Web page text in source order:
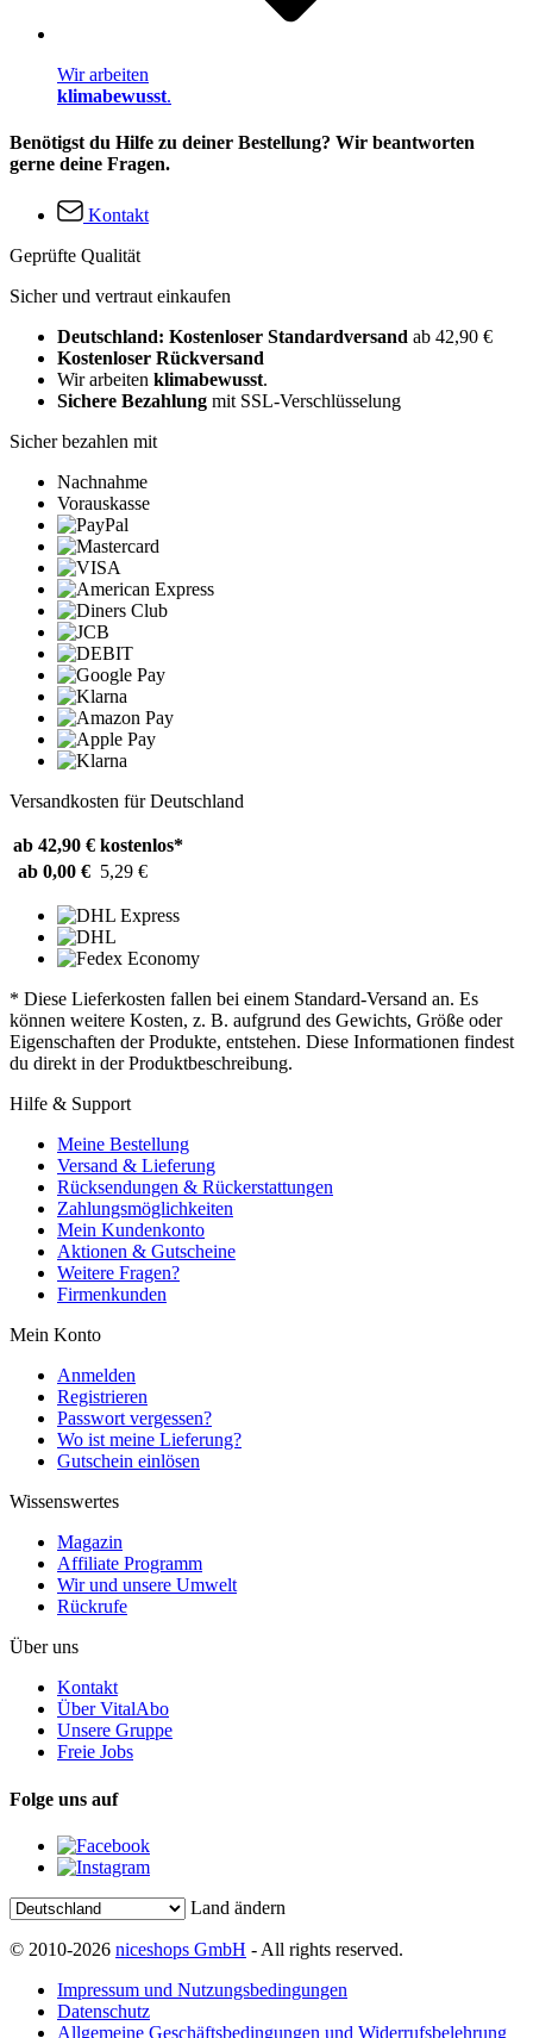
Wir arbeiten
klimabewusst.
Benötigst du Hilfe zu deiner Bestellung? Wir beantworten
gerne deine Fragen.
Kontakt
Geprüfte Qualität
Sicher und vertraut einkaufen
Deutschland: Kostenloser Standardversand ab 42,90 €
Kostenloser Rückversand
Wir arbeiten klimabewusst.
Sichere Bezahlung mit SSL-Verschlüsselung
Sicher bezahlen mit
Nachnahme
Vorauskasse
Versandkosten für Deutschland
ab 42,90 € kostenlos*
ab 0,00 € 5,29 €
* Diese Lieferkosten fallen bei einem Standard-Versand an. Es
können weitere Kosten, z. B. aufgrund des Gewichts, Größe oder
Eigenschaften der Produkte, entstehen. Diese Informationen findest
du direkt in der Produktbeschreibung.
Hilfe & Support
Meine Bestellung
Versand & Lieferung
Rücksendungen & Rückerstattungen
Zahlungsmöglichkeiten
Mein Kundenkonto
Aktionen & Gutscheine
Weitere Fragen?
Firmenkunden
Mein Konto
Anmelden
Registrieren
Passwort vergessen?
Wo ist meine Lieferung?
Gutschein einlösen
Wissenswertes
Magazin
Affiliate Programm
Wir und unsere Umwelt
Rückrufe
Über uns
Kontakt
Über VitalAbo
Unsere Gruppe
Freie Jobs
Folge uns auf
Land ändern
© 2010-2026 niceshops GmbH - All rights reserved.
Impressum und Nutzungsbedingungen
Datenschutz
Allgemeine Geschäftsbedingungen und Widerrufsbelehrung